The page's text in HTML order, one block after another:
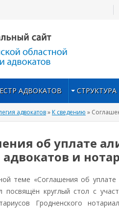
АДВОКАТОВ
адвокатов»К сведению »
об уплате
и
теме «Соглашения об уплате
посвящён круглый стол с
Гродненского